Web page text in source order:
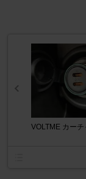
VOLTME カー